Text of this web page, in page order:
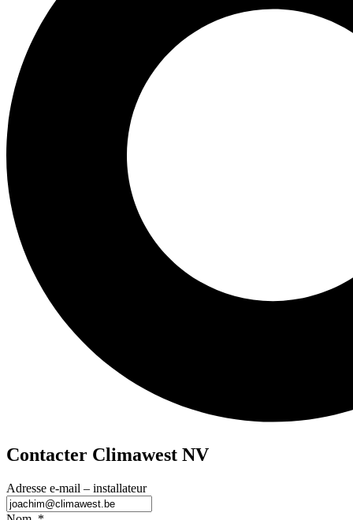
Contacter Climawest NV
Adresse e-mail – installateur